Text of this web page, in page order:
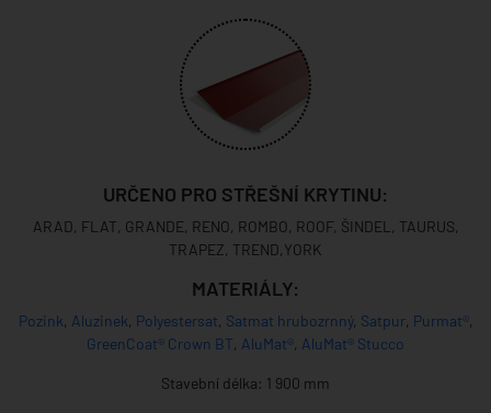
URČENO PRO STŘEŠNÍ KRYTINU:
ARAD, FLAT, GRANDE, RENO, ROMBO, ROOF, ŠINDEL, TAURUS,
TRAPEZ, TREND,YORK
MATERIÁLY:
Pozink Aluzinek Polyestersat Satmat hrubozrnný, Satpur, Purmat®,
GreenCoat® Crown BT AluMat® AluMat® Stucco
Stavební délka: 1 900 mm